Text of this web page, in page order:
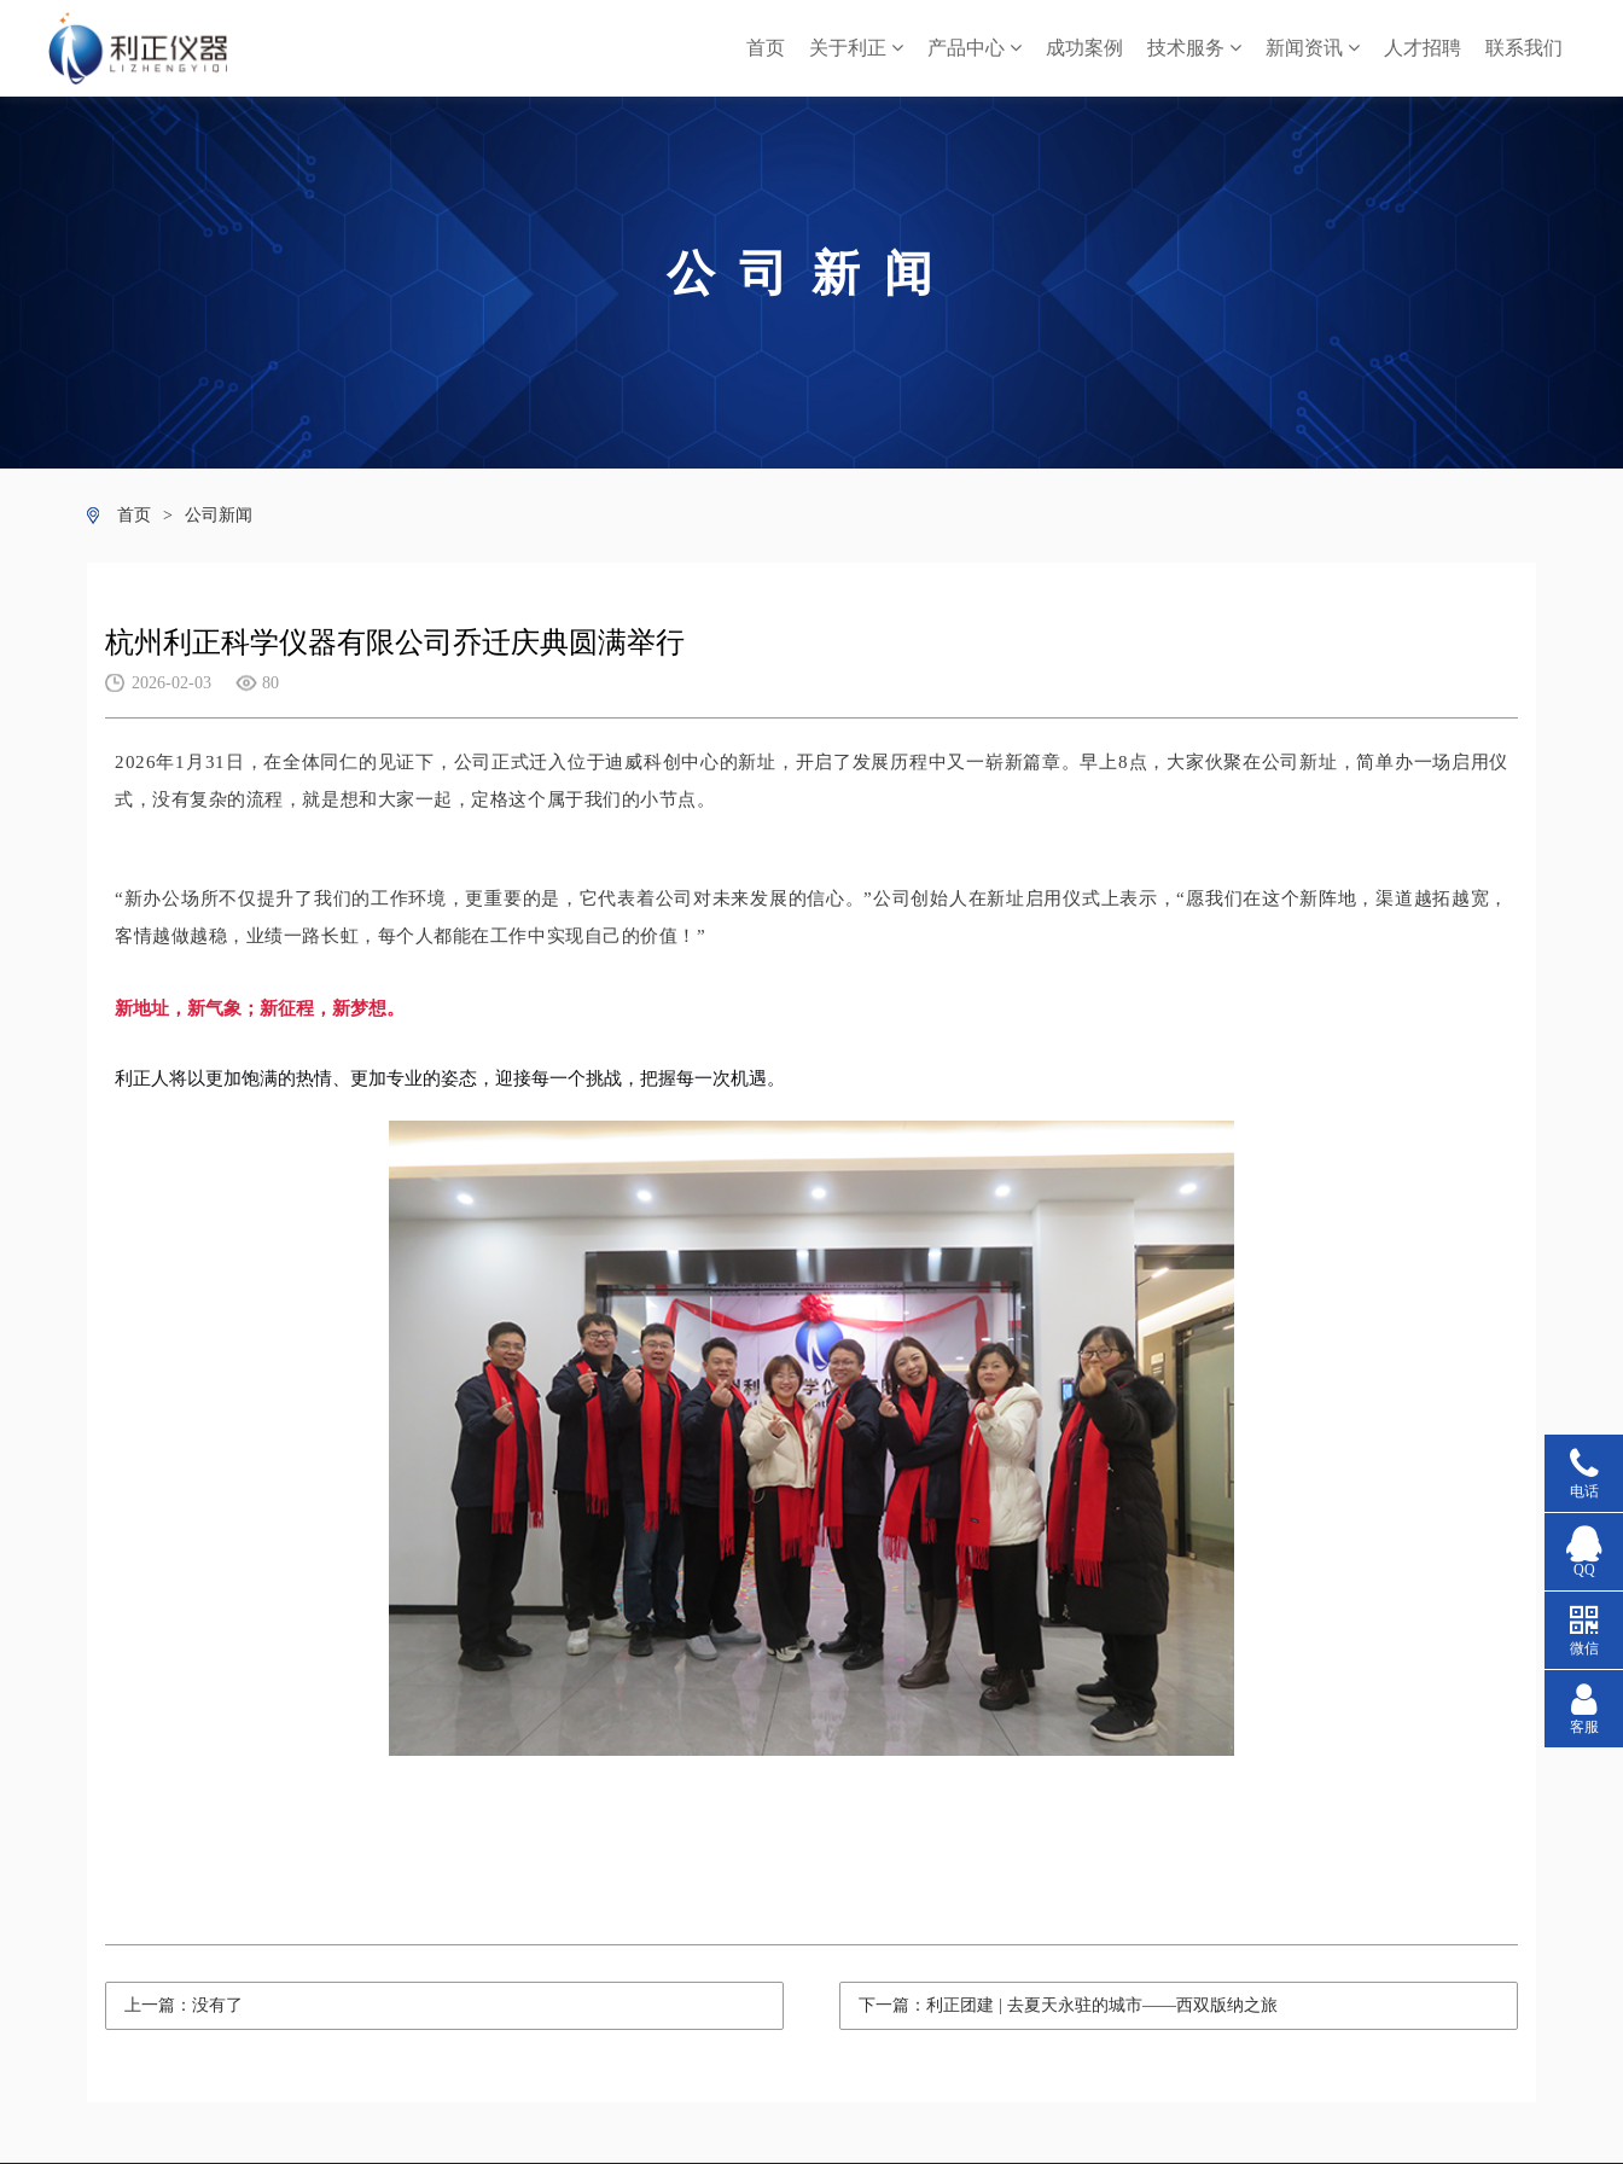
首页 关于利正 产品中心 成功案例 技术服务 新闻资讯 人才招聘 联系我们
公司新闻
首页 > 公司新闻
杭州利正科学仪器有限公司乔迁庆典圆满举行
2026-02-03 80
2026年1月31日，在全体同仁的见证下，公司正式迁入位于迪威科创中心的新址，开启了发展历程中又一崭新篇章。早上8点，大家伙聚在公司新址，简单办一场启用仪
式，没有复杂的流程，就是想和大家一起，定格这个属于我们的小节点。
“新办公场所不仅提升了我们的工作环境，更重要的是，它代表着公司对未来发展的信心。”公司创始人在新址启用仪式上表示，“愿我们在这个新阵地，渠道越拓越宽，
客情越做越稳，业绩一路长虹，每个人都能在工作中实现自己的价值！ ”
新地址，新气象；新征程，新梦想。
利正人将以更加饱满的热情、更加专业的姿态，迎接每一个挑战，把握每一次机遇。
上一篇：没有了 下一篇：利正团建 | 去夏天永驻的城市——西双版纳之旅
电话
QQ
微信
客服